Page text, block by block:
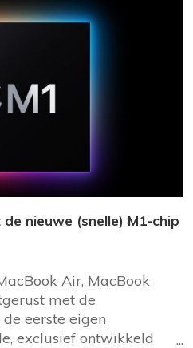
nieuwe (snelle) M1-chip
Air, MacBook
met de
eerste eigen
exclusief ontwikkeld